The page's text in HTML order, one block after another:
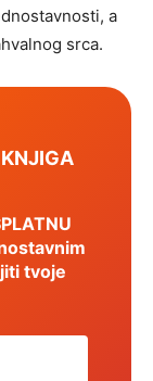
a
srca.
tvoje